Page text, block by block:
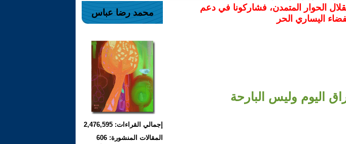
الحوار المتمدن، فشاركونا في دعم
اليساري الحر
اليوم وليس البارحة
محمد رضا عباس
إجمالي القراءات: 2,476,595
المقالات المنشورة: 606